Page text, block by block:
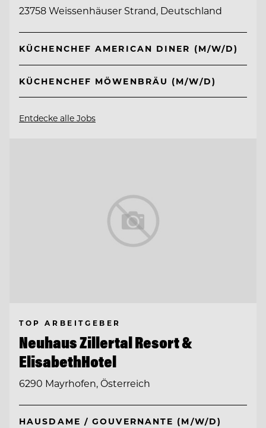
23758 Weissenhäuser Strand, Deutschland
KÜCHENCHEF AMERICAN DINER (M/W/D)
KÜCHENCHEF MÖWENBRÄU (M/W/D)
Entdecke alle Jobs
TOP ARBEITGEBER
Neuhaus Zillertal Resort &
ElisabethHotel
6290 Mayrhofen, Österreich
HAUSDAME / GOUVERNANTE (M/W/D)